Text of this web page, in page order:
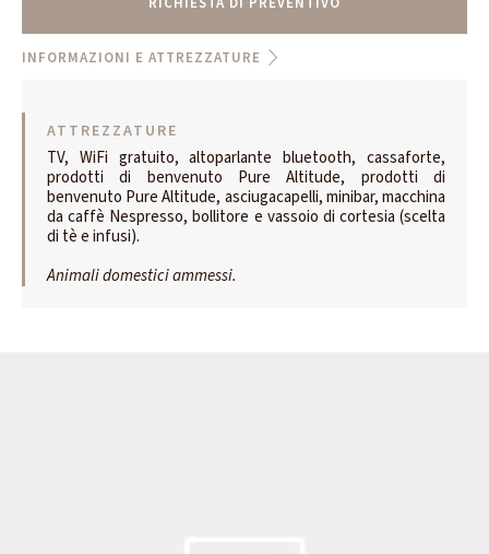
INFORMAZIONI E ATTREZZATURE
ATTREZZATURE
TV, WiFi gratuito, altoparlante bluetooth, cassaforte,
prodotti di benvenuto Pure Altitude, prodotti di
benvenuto Pure Altitude, asciugacapelli, minibar, macchina
da caffè Nespresso, bollitore e vassoio di cortesia (scelta
di tè e infusi).
Animali domestici ammessi.